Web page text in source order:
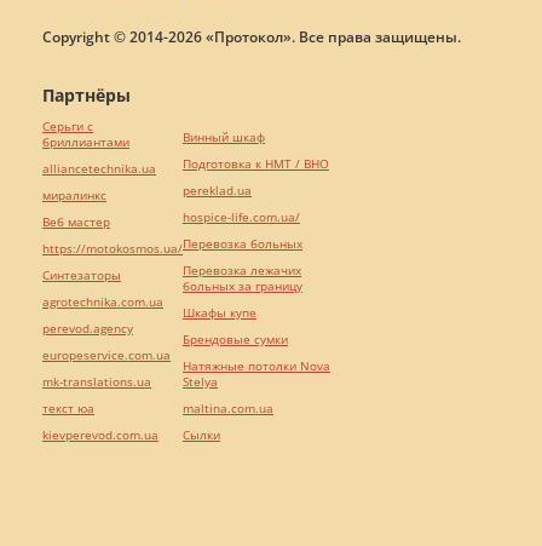
Copyright © 2014-2026 «Протокол». Все права защищены.
Партнёры
Серьги с
бриллиантами
alliancetechnika.ua
миралинкс
Веб мастер
https://motokosmos.ua/
Синтезаторы
agrotechnika.com.ua
perevod.agency
europeservice.com.ua
mk-translations.ua
текст юа
kievperevod.com.ua
Винный шкаф
Подготовка к НМТ / ВНО
pereklad.ua
hospice-life.com.ua/
Перевозка больных
Перевозка лежачих
больных за границу
Шкафы купе
Брендовые сумки
Натяжные потолки Nova
Stelya
maltina.com.ua
Cылки